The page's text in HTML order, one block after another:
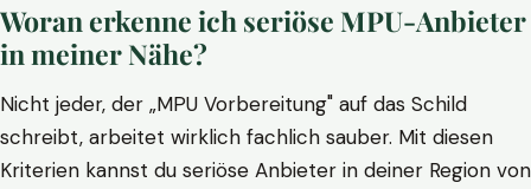
Woran erkenne ich seriöse MPU-Anbieter
in meiner Nähe?
Nicht jeder, der „MPU Vorbereitung" auf das Schild
schreibt, arbeitet wirklich fachlich sauber. Mit diesen
Kriterien kannst du seriöse Anbieter in deiner Region von